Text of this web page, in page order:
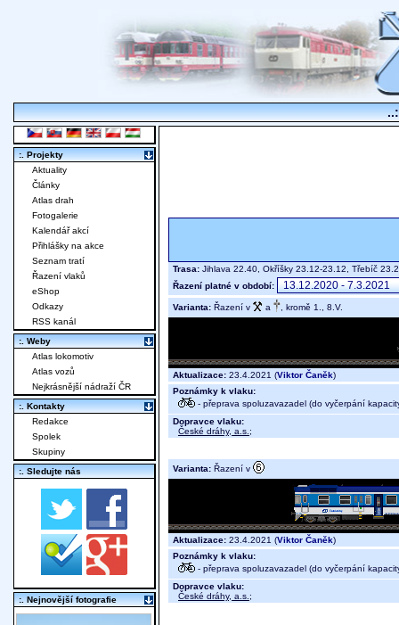
Trasa: Jihlava 22.40, Okříšky 23.12-23.12, Třebíč
Řazení platné v období:
Varianta: Řazení v a , kromě 1., 8.V.
Aktualizace: 23.4.2021 (Viktor Čaněk)
Poznámky k vlaku:
- přeprava spoluzavazadel (do vyčerpání
Dopravce vlaku:
České dráhy, a.s. ;
Varianta: Řazení v
Aktualizace: 23.4.2021 (Viktor Čaněk)
Poznámky k vlaku:
- přeprava spoluzavazadel (do vyčerpání
Dopravce vlaku:
České dráhy, a.s. ;
:. Projekty
Aktuality
Články
Atlas drah
Fotogalerie
Kalendář akcí
Přihlášky na akce
Seznam tratí
Řazení vlaků
eShop
Odkazy
RSS kanál
:. Weby
Atlas lokomotiv
Atlas vozů
Nejkrásnější nádraží ČR
:. Kontakty
Redakce
Spolek
Skupiny
:. Sledujte nás
:. Nejnovější fotografie